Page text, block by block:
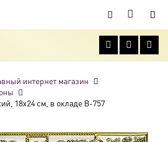
интернет магазин
18х24 см, в окладе B-757